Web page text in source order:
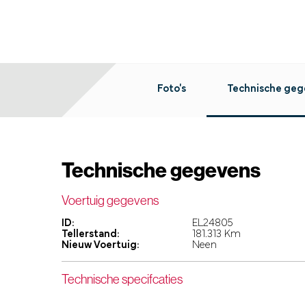
Foto's Technische
Technische gegevens
Voertuig gegevens
ID: EL24805
Tellerstand:
181.313 Km
Nieuw Voertuig:
Neen
Technische specifcaties